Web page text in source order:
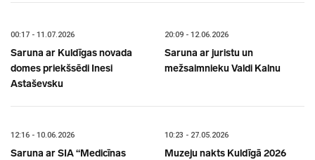
00:17 - 11.07.2026
Saruna ar Kuldīgas novada
domes priekšsēdi Inesi
Astaševsku
20:09 - 12.06.2026
Saruna ar juristu un
mežsaimnieku Valdi Kalnu
12:16 - 10.06.2026
Saruna ar SIA “Medicīnas
10:23 - 27.05.2026
Muzeju nakts Kuldīgā 2026